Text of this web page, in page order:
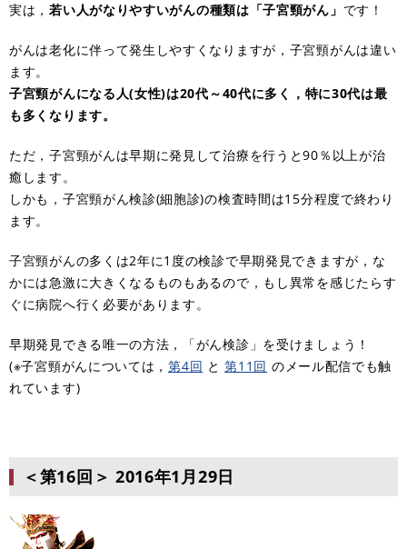
実は，若い人がなりやすいがんの種類は「子宮頸がん」 です！
がんは老化に伴って発生しやすくなりますが，子宮頸がんは違い
ます。
子宮頸がんになる人(女性)は20代～40代に多く，特に30代は最
も多くなります。
ただ，子宮頸がんは早期に発見して治療を行うと90％以上が治
癒します。
しかも，子宮頸がん検診(細胞診)の検査時間は15分程度で終わり
ます。
子宮頸がんの多くは2年に1度の検診で早期発見できますが，な
かには急激に大きくなるものもあるので，もし異常を感じたらす
ぐに病院へ行く必要があります。
早期発見できる唯一の方法，「がん検診」を受けましょう！
(※子宮頸がんについては，第4回 と第11回 のメール配信でも触
れています)
＜第16回＞ 2016年1月29日